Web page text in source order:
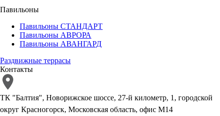
Павильоны
Павильоны СТАНДАРТ
Павильоны АВРОРА
Павильоны АВАНГАРД
Раздвижные террасы
Контакты
ТК "Балтия", Новорижское шоссе, 27-й километр, 1, городской
округ Красногорск, Московская область, офис М14